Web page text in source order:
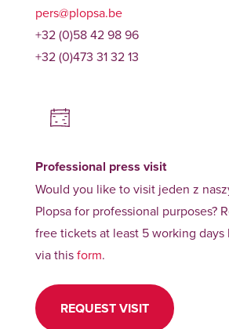
pers@plopsa.be
+32 (0)58 42 98 96
+32 (0)473 31 32 13
Professional press visit
Would you like to visit jeden z
Plopsa for professional purposes?
free tickets at least 5 working
via thisform.
REQUEST VISIT